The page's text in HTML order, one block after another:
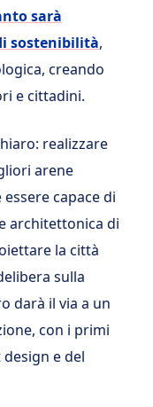
sarà
sostenibilità,
creando
e cittadini.
realizzare
arene
capace di
architettonica di
la città
sulla
darà il via a un
con i primi
e del